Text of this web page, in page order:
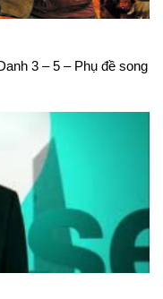
3 – 5 – Phụ đề song